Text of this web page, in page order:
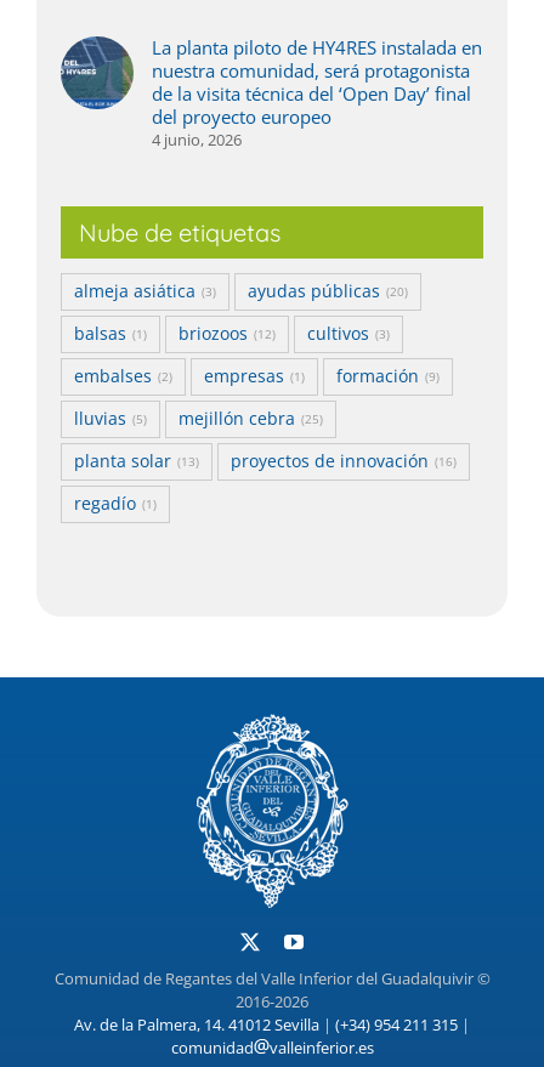
La planta piloto de HY4RES instalada en
nuestra comunidad, será protagonista
de la visita técnica del ‘Open Day’ final
del proyecto europeo
4 junio, 2026
Nube de etiquetas
almeja asiática (3) ayudas públicas (20)
balsas (1) briozoos (12) cultivos (3)
embalses (2) empresas (1) formación (9)
lluvias (5) mejillón cebra (25)
planta solar (13) proyectos de innovación (16)
regadío (1)
Comunidad de Regantes del Valle Inferior del Guadalquivir ©
2016-2026
Av. de la Palmera, 14. 41012 Sevilla | (+34) 954 211 315 |
comunidad
valleinferior.es